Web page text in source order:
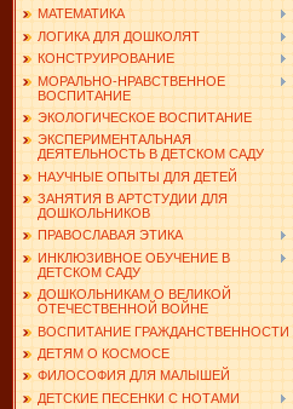
МАТЕМАТИКА
ЛОГИКА ДЛЯ ДОШКОЛЯТ
КОНСТРУИРОВАНИЕ
МОРАЛЬНО-НРАВСТВЕННОЕ
ВОСПИТАНИЕ
ЭКОЛОГИЧЕСКОЕ ВОСПИТАНИЕ
ЭКСПЕРИМЕНТАЛЬНАЯ
ДЕЯТЕЛЬНОСТЬ В ДЕТСКОМ САДУ
НАУЧНЫЕ ОПЫТЫ ДЛЯ ДЕТЕЙ
ЗАНЯТИЯ В АРТСТУДИИ ДЛЯ
ДОШКОЛЬНИКОВ
ПРАВОСЛАВАЯ ЭТИКА
ИНКЛЮЗИВНОЕ ОБУЧЕНИЕ В
ДЕТСКОМ САДУ
ДОШКОЛЬНИКАМ О ВЕЛИКОЙ
ОТЕЧЕСТВЕННОЙ ВОЙНЕ
ВОСПИТАНИЕ ГРАЖДАНСТВЕННОСТИ
ДЕТЯМ О КОСМОСЕ
ФИЛОСОФИЯ ДЛЯ МАЛЫШЕЙ
ДЕТСКИЕ ПЕСЕНКИ С НОТАМИ